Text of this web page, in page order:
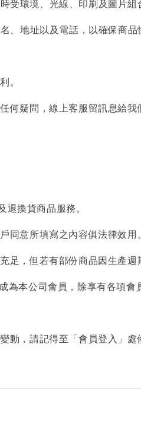
受環境、光線、印刷及圖片
、地址以及電話，以確保商品
。
何疑問，線上客服留訊息給
換貨商品服務。
同意所填寫之內容俱法律效用。
足，但若有部份商品因生產
為本公司會員，除享有各項
動，請記得至「會員登入」處